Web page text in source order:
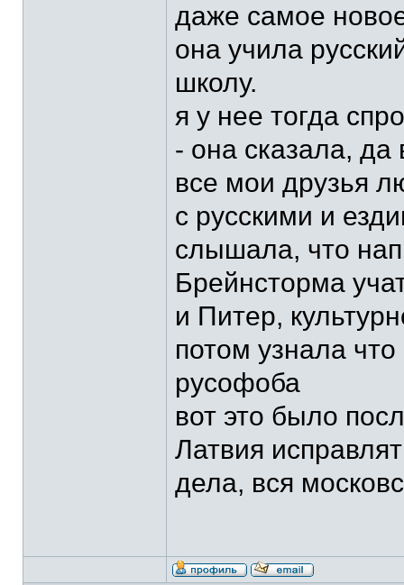
даже самое
она учила
школу.
я у нее тогда
- она сказала,
все мои друзья
с русскими и
слышала, что
Брейнсторма
и Питер,
потом узнала
русофоба
вот это было
Латвия
дела, вся